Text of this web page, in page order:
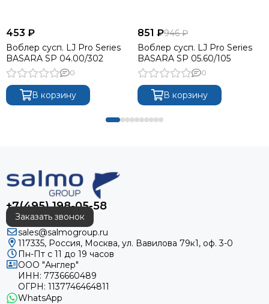
453 ₽
Воблер сусп. LJ Pro Series
BASARA SP 04.00/302
0
В корзину
851 ₽946 ₽
Воблер сусп. LJ Pro Series
BASARA SP 05.60/105
0
В корзину
+7(495) 198-05-58
Заказать звонок
sales@salmogroup.ru
117335, Россия, Москва, ул. Вавилова 79к1, оф. 3-0
Пн-Пт с 11 до 19 часов
ООО "Англер"
ИНН: 7736660489
ОГРН: 1137746464811
WhatsApp